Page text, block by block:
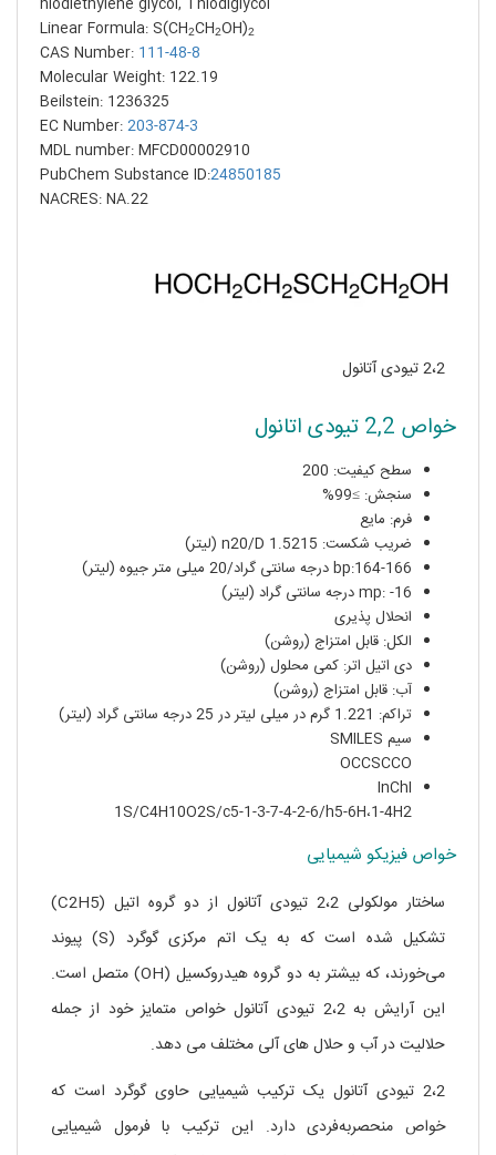
Linear Formula: S(CH2CH2OH)2
CAS Number: 111-48-8
Molecular Weight: 122.19
Beilstein: 1236325
EC Number:203-874-3
MDL number: MFCD00002910
PubChem Substance ID:24850185
NACRES: NA.22
2،2 تیودی آتانول
خواص 2,2 تیودی اتانول
سطح کیفیت: 200
سنجش: ≥99%
فرم: مایع
ضریب شکست: n20/D 1.5215 (لیتر)
bp:164-166 درجه سانتی گراد/20 میلی متر جیوه (لیتر)
mp: -16 درجه سانتی گراد (لیتر)
انحلال پذیری
الکل: قابل امتزاج (روشن)
دی اتیل اتر: کمی محلول (روشن)
آب: قابل امتزاج (روشن)
تراکم: 1.221 گرم در میلی لیتر در 25 درجه سانتی گراد (لیتر)
سیم SMILES
OCCSCCO
InChI
1S/C4H10O2S/c5-1-3-7-4-2-6/h5-6H،1-4H2
خواص فیزیکو شیمیایی
ساختار مولکولی 2،2 تیودی آتانول از دو گروه اتیل (C2H5)
تشکیل شده است که به یک اتم مرکزی گوگرد (S) پیوند
می‌خورند، که بیشتر به دو گروه هیدروکسیل (OH) متصل است.
این آرایش به 2،2 تیودی آتانول خواص متمایز خود از جمله
حلالیت در آب و حلال های آلی مختلف می دهد.
2،2 تیودی آتانول یک ترکیب شیمیایی حاوی گوگرد است که
خواص منحصربه‌فردی دارد. این ترکیب با فرمول شیمیایی